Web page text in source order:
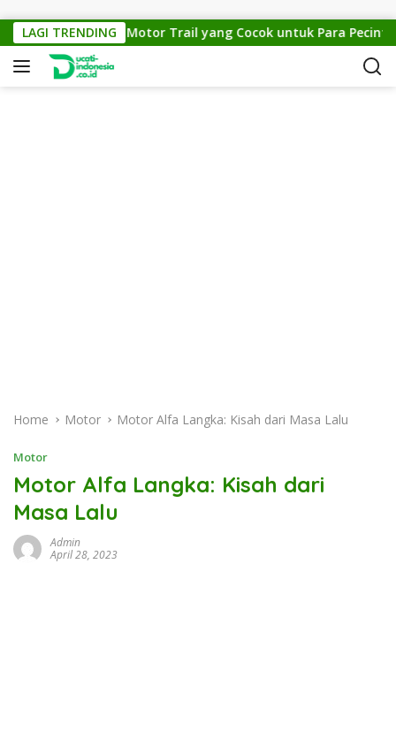
LAGI TRENDING
KTM Cross 150: Motor Trail yang Cocok untuk Para Pecinta
Home Motor Motor Alfa Langka: Kisah dari Masa Lalu
Motor
Motor Alfa Langka: Kisah dari
Masa Lalu
Admin
April 28, 2023